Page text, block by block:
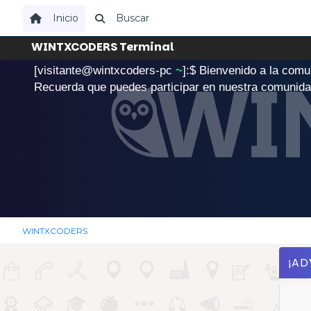
Inicio Buscar
WINTXCODERS Terminal
[visitante@wintxcoders-pc ~]:$ .Bienvenido a la comu
Recuerda que puedes participar en nuestra
WINTXCODERS